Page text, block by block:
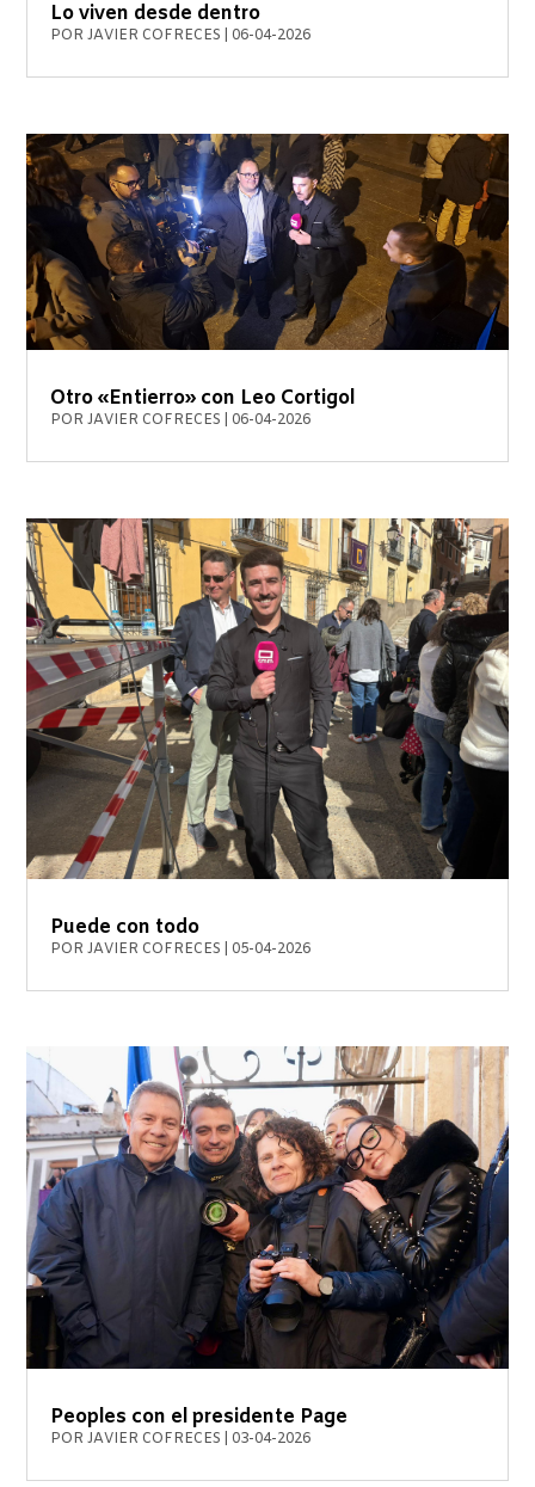
Lo viven desde dentro
PORJAVIER COFRECES 06-04-2026
Otro «Entierro» con Leo Cortigol
PORJAVIER COFRECES 06-04-2026
Puede con todo
PORJAVIER COFRECES 05-04-2026
Peoples con el presidente Page
PORJAVIER COFRECES 03-04-2026